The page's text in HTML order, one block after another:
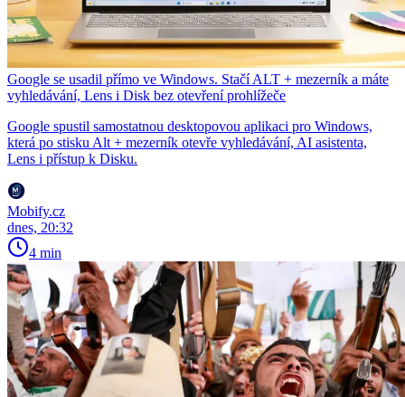
Google se usadil přímo ve Windows. Stačí ALT + mezerník a máte
vyhledávání, Lens i Disk bez otevření prohlížeče
Google spustil samostatnou desktopovou aplikaci pro Windows,
která po stisku Alt + mezerník otevře vyhledávání, AI asistenta,
Lens i přístup k Disku.
Mobify.cz
dnes, 20:32
4 min